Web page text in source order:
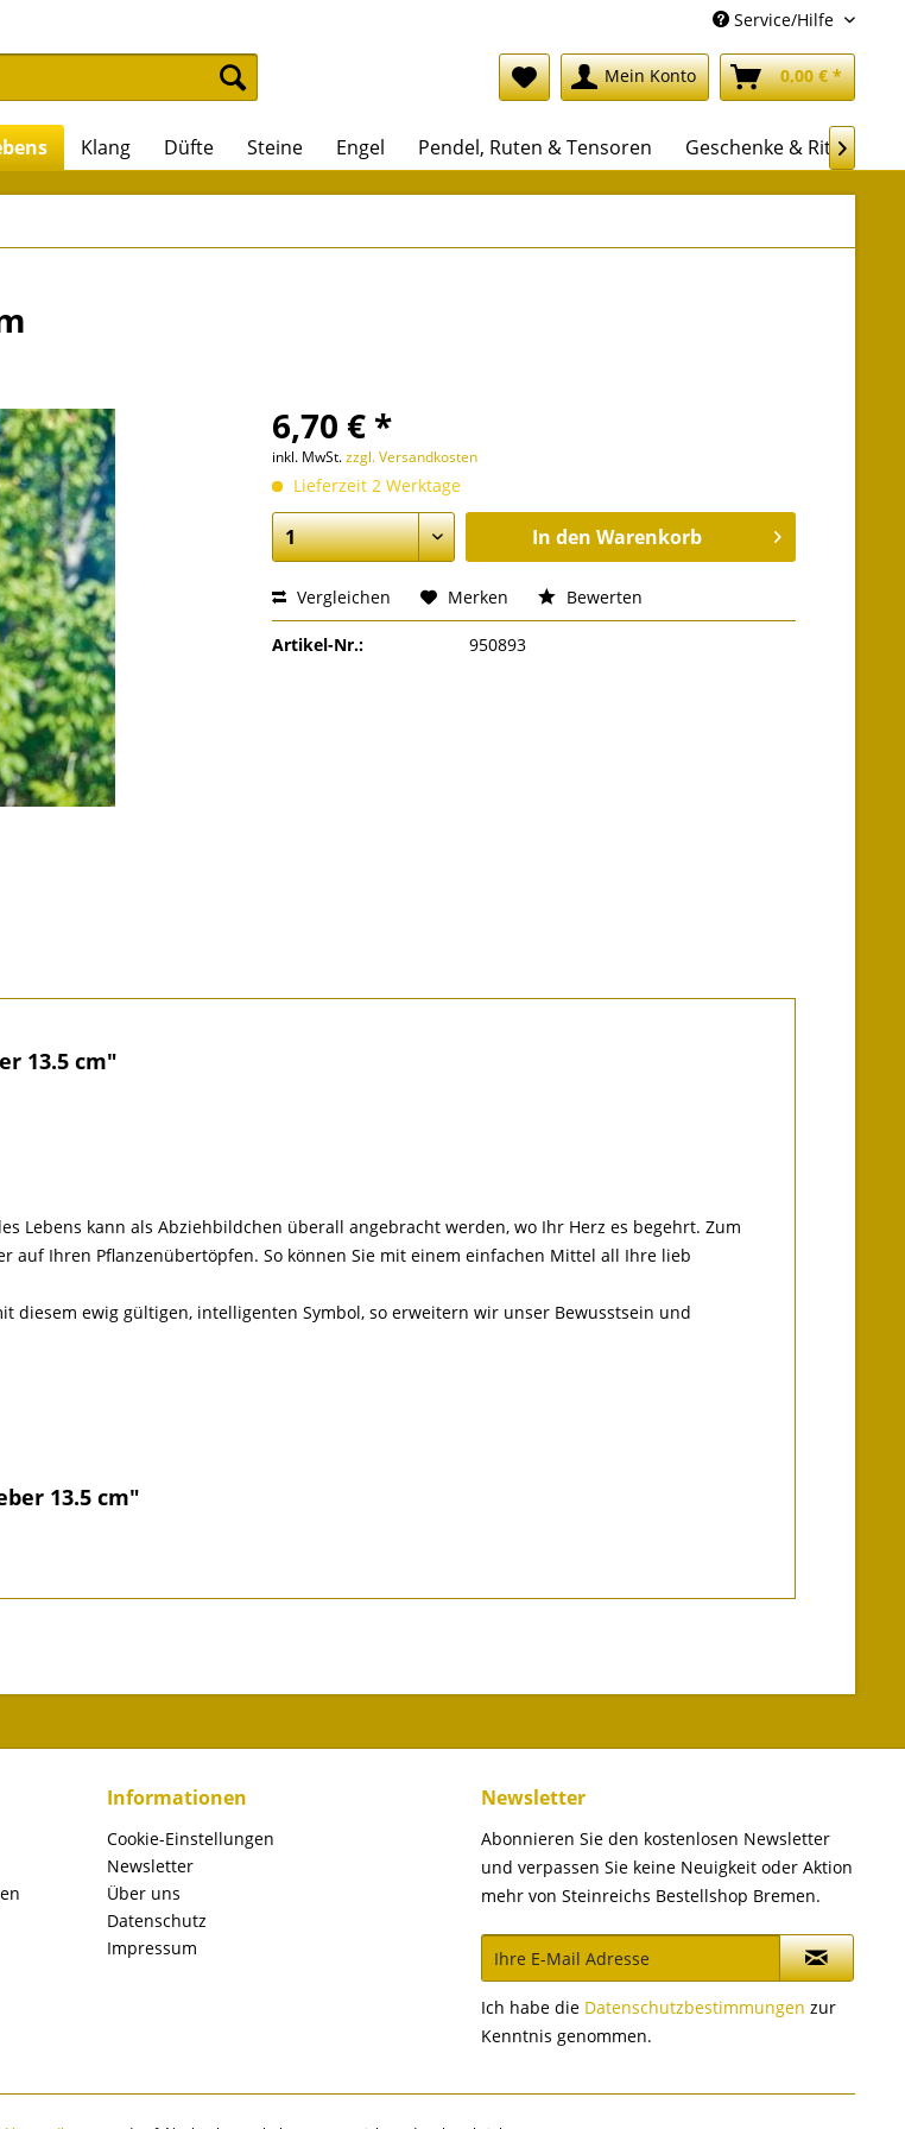
Service/Hilfe
Mein Konto 0,00 € *
Klang Düfte Steine Engel Pendel, Ruten & Tensoren Geschenke & Rituale

6,70 € *
inkl. MwSt.zzgl. Versandkosten
Lieferzeit 2 Werktage
In den Warenkorb
Vergleichen Merken Bewerten
Artikel-Nr.: 950893
13.5 cm"
Lebens kann als Abziehbildchen überall angebracht werden, wo Ihr Herz es begehrt. Zum
auf Ihren Pflanzenübertöpfen. So können Sie mit einem einfachen Mittel all Ihre lieb
diesem ewig gültigen, intelligenten Symbol, so erweitern wir unser Bewusstsein und
13.5 cm"
Informationen
Cookie-Einstellungen
Newsletter
Über uns
Datenschutz
Impressum
Newsletter
Abonnieren Sie den kostenlosen Newsletter
und verpassen Sie keine Neuigkeit oder Aktion
mehr von Steinreichs Bestellshop Bremen.
Ich habe die Datenschutzbestimmungen zur
Kenntnis genommen.